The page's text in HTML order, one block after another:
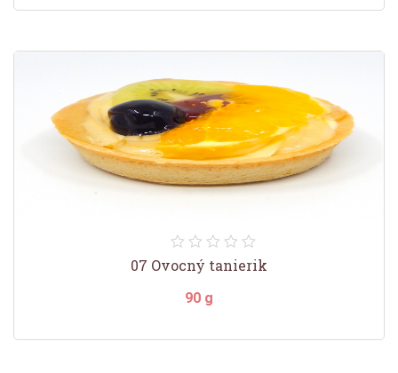
07 Ovocný tanierik
90 g